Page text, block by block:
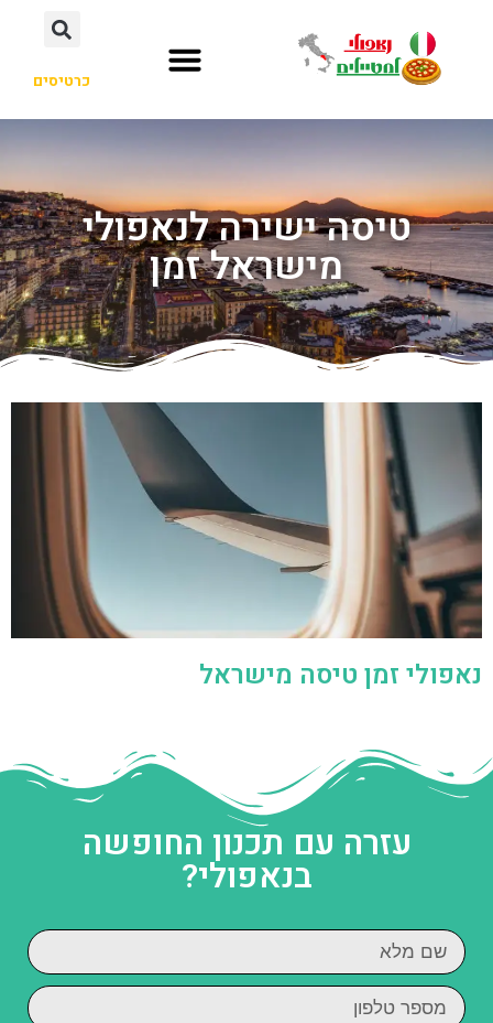
כרטיסים
טיסה ישירה לנאפולי
מישראל זמן
נאפולי זמן טיסה מישראל
עזרה עם תכנון החופשה
בנאפולי?